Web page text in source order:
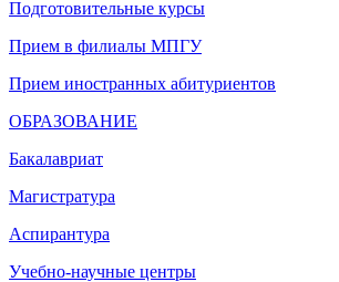
Подготовительные курсы
Прием в филиалы МПГУ
Прием иностранных абитуриентов
ОБРАЗОВАНИЕ
Бакалавриат
Магистратура
Аспирантура
Учебно-научные центры